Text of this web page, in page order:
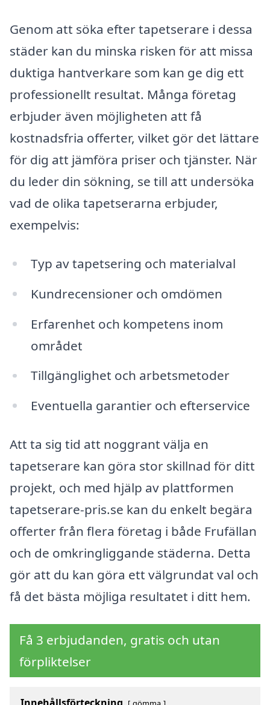
Genom att söka efter tapetserare i dessa
städer kan du minska risken för att missa
duktiga hantverkare som kan ge dig ett
professionellt resultat. Många företag
erbjuder även möjligheten att få
kostnadsfria offerter, vilket gör det lättare
för dig att jämföra priser och tjänster. När
du leder din sökning, se till att undersöka
vad de olika tapetserarna erbjuder,
exempelvis:
Typ av tapetsering och materialval
Kundrecensioner och omdömen
Erfarenhet och kompetens inom
området
Tillgänglighet och arbetsmetoder
Eventuella garantier och efterservice
Att ta sig tid att noggrant välja en
tapetserare kan göra stor skillnad för ditt
projekt, och med hjälp av plattformen
tapetserare-pris.se kan du enkelt begära
offerter från flera företag i både Frufällan
och de omkringliggande städerna. Detta
gör att du kan göra ett välgrundat val och
få det bästa möjliga resultatet i ditt hem.
Få 3 erbjudanden, gratis och utan
förpliktelser